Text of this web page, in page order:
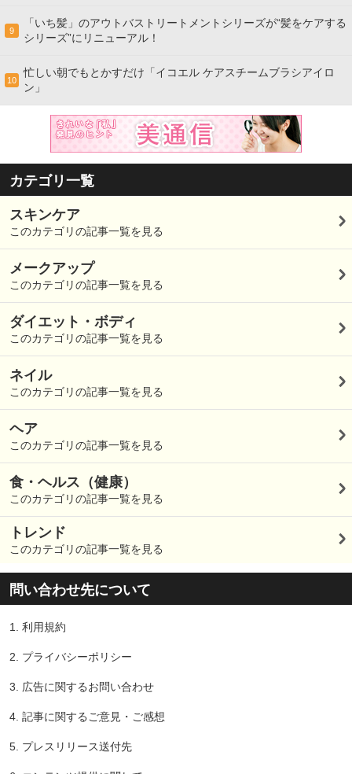
9
「いち髪」のアウトバストリートメントシリーズが“髪をケアする
シリーズ”にリニューアル！
10
忙しい朝でもとかすだけ「イコエル ケアスチームブラシアイロ
ン」
カテゴリ一覧
スキンケア
このカテゴリの記事一覧を見る
メークアップ
このカテゴリの記事一覧を見る
ダイエット・ボディ
このカテゴリの記事一覧を見る
ネイル
このカテゴリの記事一覧を見る
ヘア
このカテゴリの記事一覧を見る
食・ヘルス（健康）
このカテゴリの記事一覧を見る
トレンド
このカテゴリの記事一覧を見る
問い合わせ先について
1. 利用規約
2. プライバシーポリシー
3. 広告に関するお問い合わせ
4. 記事に関するご意見・ご感想
5. プレスリリース送付先